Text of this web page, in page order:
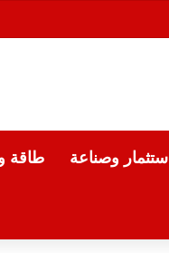
استثمار وصناعة طاقة